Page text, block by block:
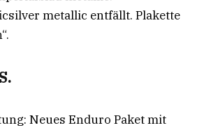
metallic entfällt. Plakette
Neues Enduro Paket mit